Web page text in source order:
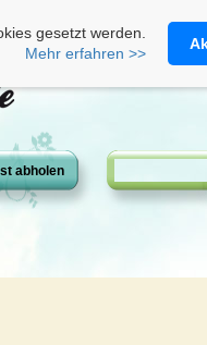
Heimathonig
gesetzt werden.
Mehr erfahren >>
abholen